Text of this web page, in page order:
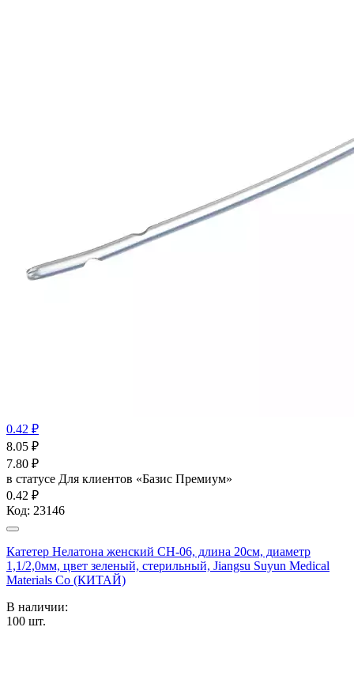
0.42 ₽
8.05 ₽
7.80 ₽
в статусе Для клиентов «Базис Премиум»
0.42 ₽
Код: 23146
Катетер Нелатона женский CH-06, длина 20см, диаметр
1,1/2,0мм, цвет зеленый, стерильный, Jiangsu Suyun Medical
Materials Co (КИТАЙ)
В наличии:
100 шт.